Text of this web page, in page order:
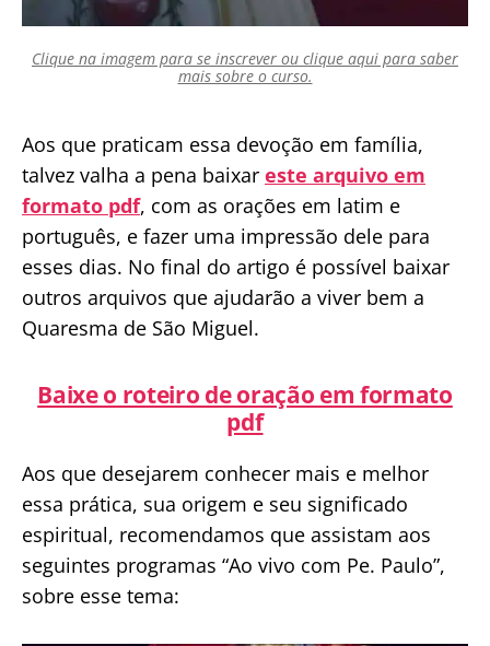
Clique na imagem para se inscrever ou clique aqui para saber
mais sobre o curso.
Aos que praticam essa devoção em família,
talvez valha a pena baixar este arquivo em
formato pdf, com as orações em latim e
português, e fazer uma impressão dele para
esses dias. No final do artigo é possível baixar
outros arquivos que ajudarão a viver bem a
Quaresma de São Miguel.
Baixe o roteiro de oração em formato
pdf
Aos que desejarem conhecer mais e melhor
essa prática, sua origem e seu significado
espiritual, recomendamos que assistam aos
seguintes programas “Ao vivo com Pe. Paulo”,
sobre esse tema: